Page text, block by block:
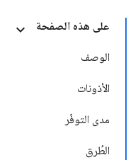
على هذه الصفحة
الوصف
الأذونات
مدى التوفّر
الطُرق